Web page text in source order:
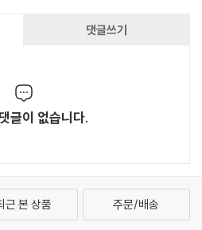
댓글쓰기
글이 없습니다.
근 본 상품 주문/배송